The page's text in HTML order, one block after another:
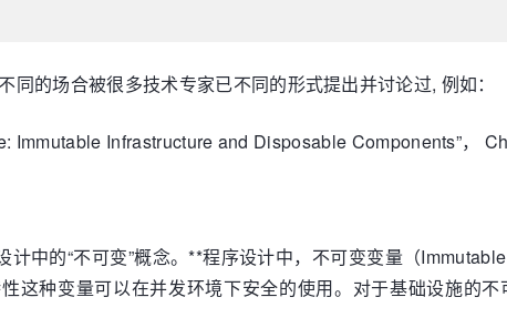
的场合被很多技术专家已不同的形式提出并讨论过, 例如：
Immutable Infrastructure and Disposable Components”，
计中的“不可变”概念。**程序设计中，不可变变量（
这种变量可以在并发环境下安全的使用。对于基础设施的